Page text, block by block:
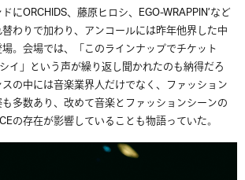
にORCHIDS、藤原ヒロシ、EGO-WRAPPIN’など
わりで加わり、アンコールには昨年他界した中
。会場では、「このラインナップでチケット
イ」という声が繰り返し聞かれたのも納得だろ
の中には音楽業界人だけでなく、ファッション
多数あり、改めて音楽とファッションシーンの
の存在が影響していることも物語っていた。